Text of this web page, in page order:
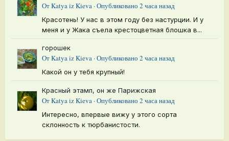
ОтKatya iz Kieva ·Опубликовано 2 часа назад
Красотень! У нас в этом году без настурции. И у
меня и у Жака съела крестоцветная блошка в...
горошек
ОтKatya iz Kieva ·Опубликовано 2 часа назад
Какой он у тебя крупный!
Красный этамп, он же Парижская
ОтKatya iz Kieva ·Опубликовано 2 часа назад
Интересно, впервые вижу у этого сорта
склонность к тюрбанистости.